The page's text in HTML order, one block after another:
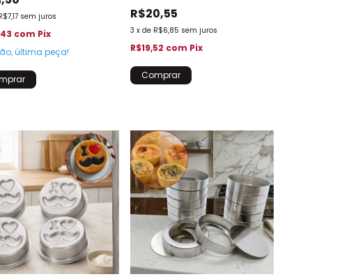
sem juros
com Pix
última peça!
R$20,55
3 x de R$6,85 sem juros
R$19,52 com Pix